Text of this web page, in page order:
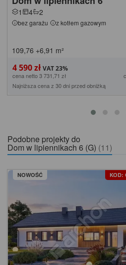
1 4 2
bez garażu z kotłem gazowym
109,76 +6,91 m²
4 590 zł
cena netto 3 731,71 zł
Najniższa cena z 30 dni przed obniżką
Podobne projekty do
Dom w lipiennikach 6 (G) (11)
NOWOŚĆ KOD: